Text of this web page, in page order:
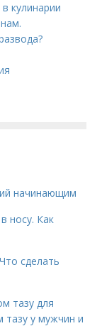
кулинарии
начинающим
носу. Как
сделать
тазу для
у мужчин и